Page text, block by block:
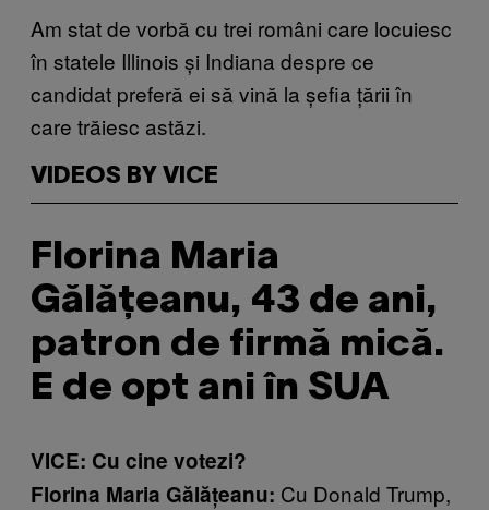
Am stat de vorbă cu trei români care locuiesc
în statele Illinois și Indiana despre ce
candidat preferă ei să vină la șefia țării în
care trăiesc astăzi.
VIDEOS BY VICE
Florina Maria
Gălățeanu, 43 de ani,
patron de firmă mică.
E de opt ani în SUA
VICE: Cu cine votezi?
Florina Maria Gălățeanu: Cu Donald Trump,